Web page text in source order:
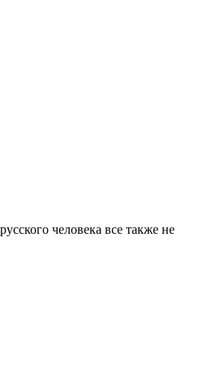
человека все также не